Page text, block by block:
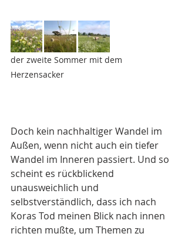
der zweite Sommer mit dem
Herzensacker
Doch kein nachhaltiger Wandel im
Außen, wenn nicht auch ein tiefer
Wandel im Inneren passiert. Und so
scheint es rückblickend
unausweichlich und
selbstverständlich, dass ich nach
Koras Tod meinen Blick nach innen
richten mußte, um Themen zu